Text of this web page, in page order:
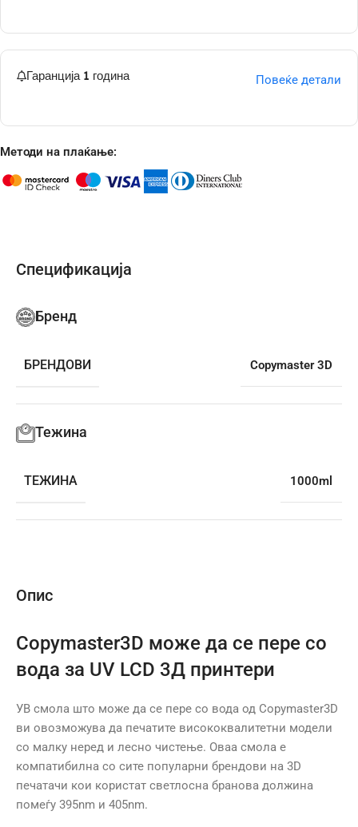
Гаранција 1 година Повеќе детали
Методи на плаќање:
Опис
Copymaster3D може да се пере со
вода за UV LCD 3Д принтери
УВ смола што може да се пере со вода од Copymaster3D
ви овозможува да печатите висококвалитетни модели
со малку неред и лесно чистење. Оваа смола е
компатибилна со сите популарни брендови на 3D
печатачи кои користат светлосна бранова должина
помеѓу 395nm и 405nm.
Спецификација
Бренд
БРЕНДОВИ Copymaster 3D
Тежина
ТЕЖИНА 1000ml